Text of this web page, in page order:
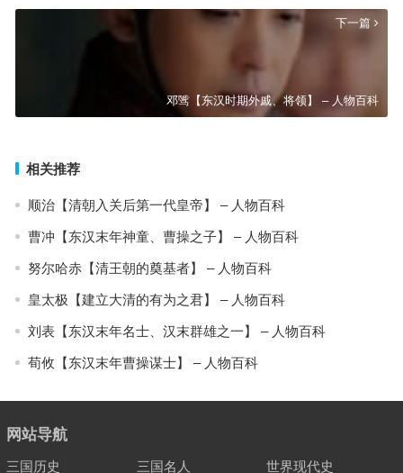
下一篇
邓骘【东汉时期外戚、将领】 – 人物百科
相关推荐
顺治【清朝入关后第一代皇帝】 – 人物百科
曹冲【东汉末年神童、曹操之子】 – 人物百科
努尔哈赤【清王朝的奠基者】 – 人物百科
皇太极【建立大清的有为之君】 – 人物百科
刘表【东汉末年名士、汉末群雄之一】 – 人物百科
荀攸【东汉末年曹操谋士】 – 人物百科
网站导航
三国历史 三国名人 世界现代史